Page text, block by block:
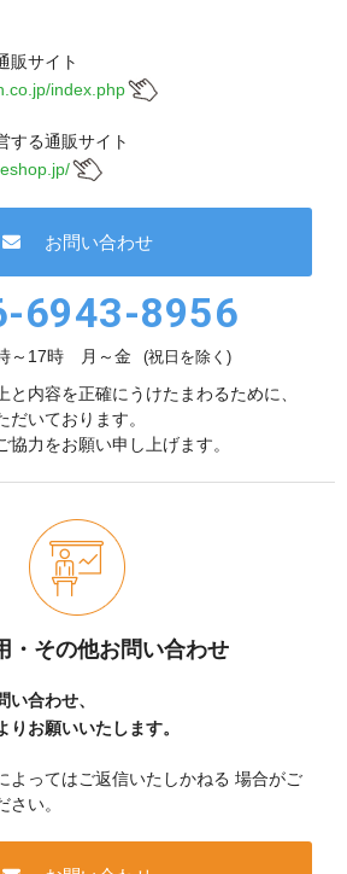
販サイト
index.php
する通販サイト
お問い合わせ
6943-8956
～17時 月～金 (祝日を除く)
と内容を正確にうけたまわるために、
いております。
協力をお願い申し上げます。
・その他お問い合わせ
い合わせ、
お願いいたします。
よってはご返信いたしかねる 場合がご
い。